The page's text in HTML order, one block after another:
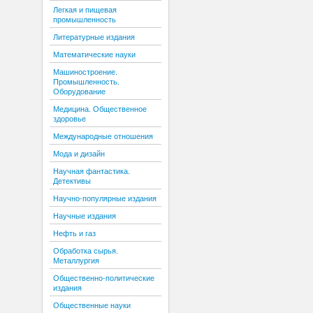
Легкая и пищевая
промышленность
Литературные издания
Математические науки
Машиностроение.
Промышленность.
Оборудование
Медицина. Общественное
здоровье
Международные отношения
Мода и дизайн
Научная фантастика.
Детективы
Научно-популярные издания
Научные издания
Нефть и газ
Обработка сырья.
Металлургия
Общественно-политические
издания
Общественные науки